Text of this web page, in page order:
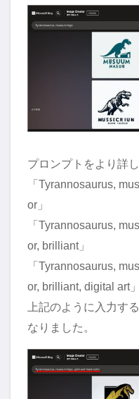
プロンプトをより詳
「Tyrannosaurus,
or」
「Tyrannosaurus,
or, brilliant」
「Tyrannosaurus,
or, brilliant, digital art」
上記のように入力す
なりました。